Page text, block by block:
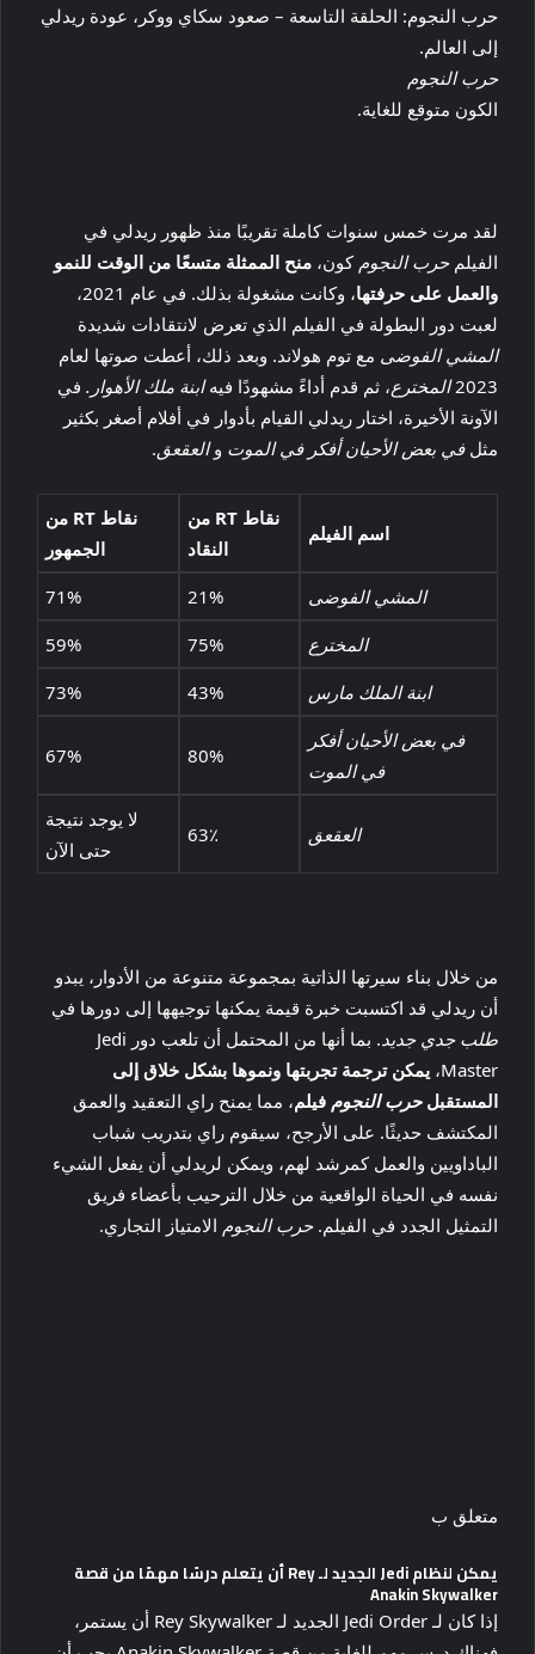
حرب النجوم: الحلقة التاسعة – صعود سكاي ووكر، عودة ريدلي
إلى العالم.
حرب النجوم
الكون متوقع للغاية.
لقد مرت خمس سنوات كاملة تقريبًا منذ ظهور ريدلي في
الفيلمحرب النجوم كون، منح الممثلة متسعًا من الوقت للنمو
والعمل على حرفتها
، وكانت مشغولة بذلك. في عام 2021،
لعبت دور البطولة في الفيلم الذي تعرض لانتقادات شديدة
المشي الفوضى مع توم هولاند. وبعد ذلك، أعطت صوتها لعام
2023 المخترع، ثم قدم أداءً مشهودًا فيهابنة ملك الأهوار. في
الآونة الأخيرة، اختار ريدلي القيام بأدوار في أفلام أصغر بكثير
مثلفي بعض الأحيان أفكر في الموت والعقعق.
اسم الفيلم
نقاط RT من
النقاد
نقاط RT من
الجمهور
المشي الفوضى
21%
71%
المخترع
75%
59%
ابنة الملك مارس
43%
73%
في بعض الأحيان أفكر
في الموت
80%
67%
العقعق 63٪
لا يوجد نتيجة
حتى الآن
من خلال بناء سيرتها الذاتية بمجموعة متنوعة من الأدوار، يبدو
أن ريدلي قد اكتسبت خبرة قيمة يمكنها توجيهها إلى دورها في
طلب جدي جديد
. بما أنها من المحتمل أن تلعب دور Jedi
Master، يمكن ترجمة تجربتها ونموها بشكل خلاق إلى
المستقبلحرب النجوم فيلم، مما يمنح راي التعقيد والعمق
المكتشف حديثًا. على الأرجح، سيقوم راي بتدريب شباب
الباداويين والعمل كمرشد لهم، ويمكن لريدلي أن يفعل الشيء
نفسه في الحياة الواقعية من خلال الترحيب بأعضاء فريق
التمثيل الجدد في الفيلم.حرب النجوم الامتياز التجاري.
متعلق ب
يمكن لنظام Jedi الجديد لـ Rey أن يتعلم درسًا مهمًا من قصة
Anakin Skywalker
إذا كان لـ Jedi Order الجديد لـ Rey Skywalker أن يستمر،